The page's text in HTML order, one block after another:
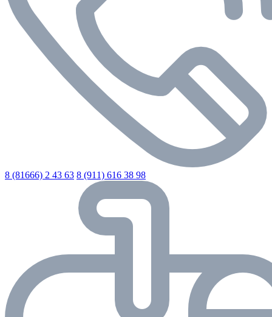
8 (81666) 2 43 63 8 (911) 616 38 98